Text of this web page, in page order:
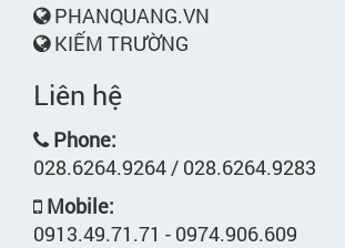
PHANQUANG.VN
KIẾM TRƯỜNG
Liên hệ
Phone:
028.6264.9264 / 028.6264.9283
Mobile:
0913.49.71.71 - 0974.906.609